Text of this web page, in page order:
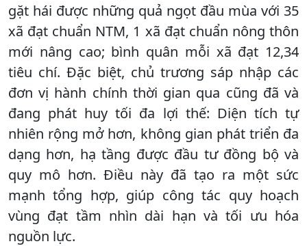
gặt hái được những quả ngọt đầu mùa với 35
xã đạt chuẩn NTM, 1 xã đạt chuẩn nông thôn
mới nâng cao; bình quân mỗi xã đạt 12,34
tiêu chí. Đặc biệt, chủ trương sáp nhập các
đơn vị hành chính thời gian qua cũng đã và
đang phát huy tối đa lợi thế: Diện tích tự
nhiên rộng mở hơn, không gian phát triển đa
dạng hơn, hạ tầng được đầu tư đồng bộ và
quy mô hơn. Điều này đã tạo ra một sức
mạnh tổng hợp, giúp công tác quy hoạch
vùng đạt tầm nhìn dài hạn và tối ưu hóa
nguồn lực.